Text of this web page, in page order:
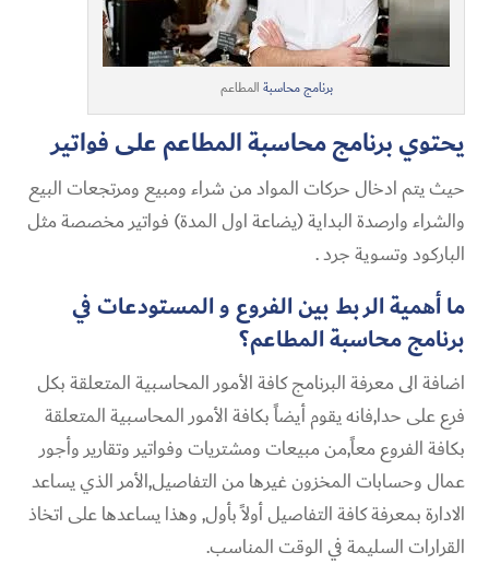
برنامج محاسبة المطاعم
يحتوي برنامج محاسبة المطاعم على فواتير
حيث يتم ادخال حركات المواد من شراء ومبيع ومرتجعات البيع
والشراء وارصدة البداية (يضاعة اول المدة) فواتير مخصصة مثل
الباركود وتسوية جرد .
ما أهمية الربط بين الفروع و المستودعات في
برنامج محاسبة المطاعم؟
اضافة الى معرفة البرنامج كافة الأمور المحاسبية المتعلقة بكل
فرع على حدا,فانه يقوم أيضاً بكافة الأمور المحاسبية المتعلقة
بكافة الفروع معاً,من مبيعات ومشتريات وفواتير وتقارير وأجور
عمال وحسابات المخزون غيرها من التفاصيل,الأمر الذي يساعد
الادارة بمعرفة كافة التفاصيل أولاً بأول, وهذا يساعدها على اتخاذ
القرارات السليمة في الوقت المناسب.